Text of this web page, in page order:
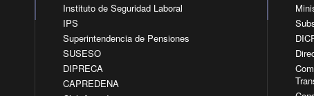
Instituto de Seguridad Laboral
IPS
Superintendencia de Pensiones
SUSESO
DIPRECA
CAPREDENA